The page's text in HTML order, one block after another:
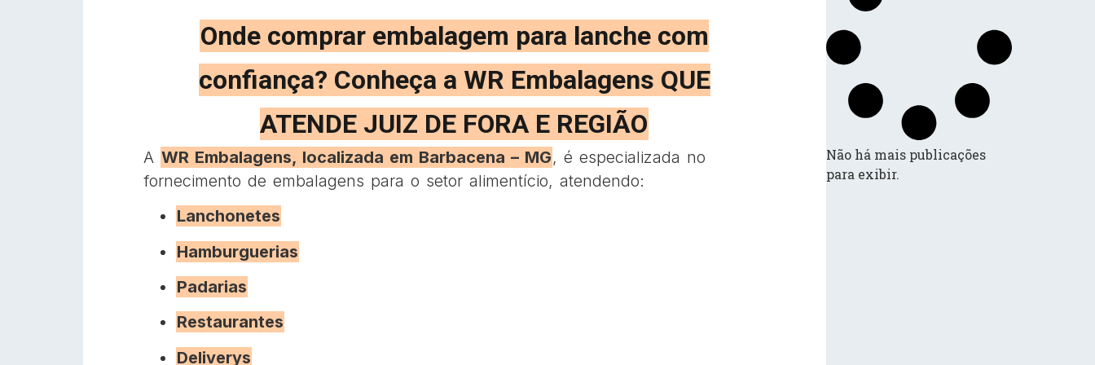
Onde comprar embalagem para lanche com
confiança? Conheça a WR Embalagens QUE
ATENDE JUIZ DE FORA E REGIÃO
A WR Embalagens, localizada em Barbacena – MG, é especializada no
fornecimento de embalagens para o setor alimentício, atendendo:
Lanchonetes
Hamburguerias
Padarias
Restaurantes
Deliverys
Não há mais publicações
para exibir.